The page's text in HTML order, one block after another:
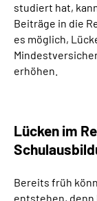
Leichte
Suche
studiert hat,
Beiträge in die
es möglich,
erhöhen.
Lücken im
Bereits früh
entstehen,